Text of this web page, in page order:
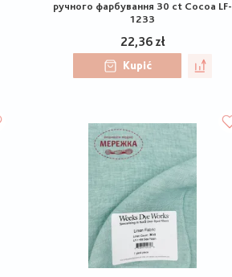
ручного фарбування 30 ct Cocoa LF-
1233
22,36 zł
Kupić